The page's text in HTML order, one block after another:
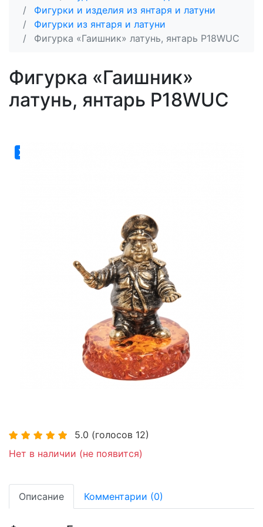
Фигурки и изделия из янтаря и латуни
Фигурки из янтаря и латуни
Фигурка «Гаишник» латунь, янтарь P18WUC
Фигурка «Гаишник»
латунь, янтарь P18WUC
Хит
5.0 (голосов 12)
Нет в наличии (не появится)
Описание Комментарии (0)